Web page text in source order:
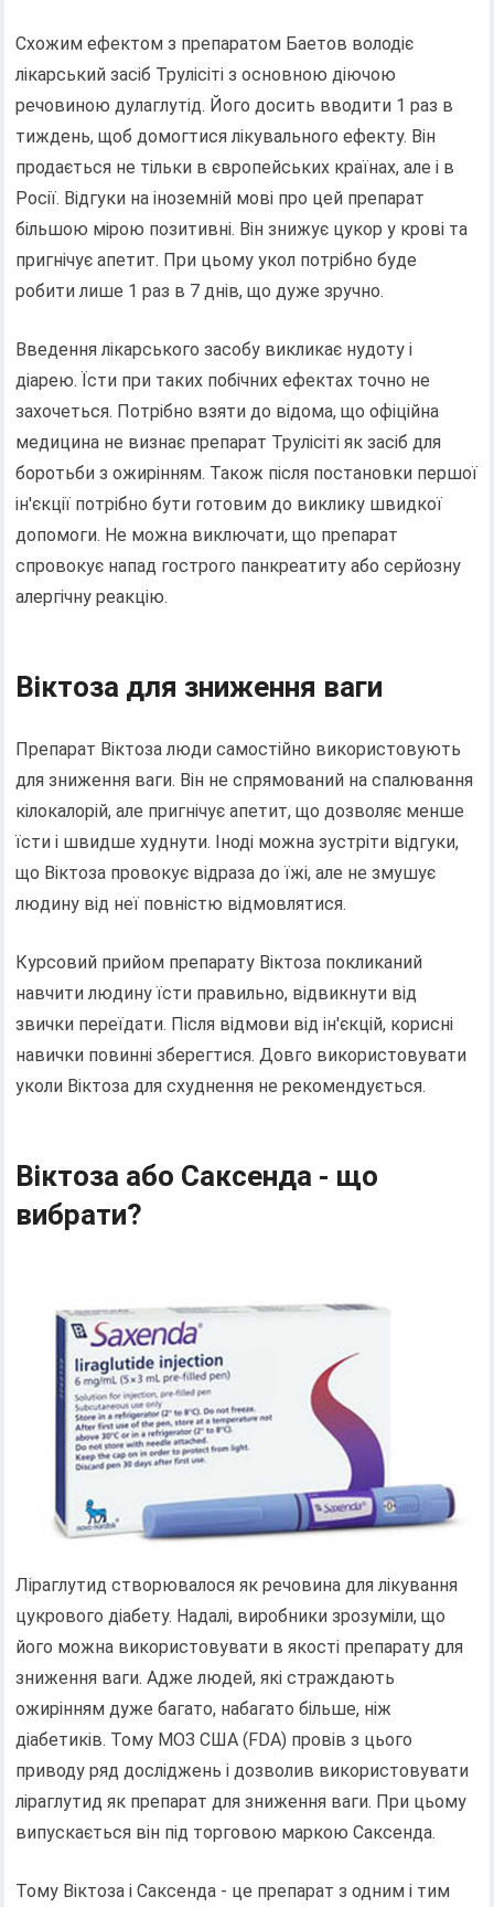
Схожим ефектом з препаратом Баетов володіє
лікарський засіб Трулісіті з основною діючою
речовиною дулаглутід. Його досить вводити 1 раз в
тиждень, щоб домогтися лікувального ефекту. Він
продається не тільки в європейських країнах, але і в
Росії. Відгуки на іноземній мові про цей препарат
більшою мірою позитивні. Він знижує цукор у крові та
пригнічує апетит. При цьому укол потрібно буде
робити лише 1 раз в 7 днів, що дуже зручно.
Введення лікарського засобу викликає нудоту і
діарею. Їсти при таких побічних ефектах точно не
захочеться. Потрібно взяти до відома, що офіційна
медицина не визнає препарат Трулісіті як засіб для
боротьби з ожирінням. Також після постановки першої
ін'єкції потрібно бути готовим до виклику швидкої
допомоги. Не можна виключати, що препарат
спровокує напад гострого панкреатиту або серйозну
алергічну реакцію.
Віктоза для зниження ваги
Препарат Віктоза люди самостійно використовують
для зниження ваги. Він не спрямований на спалювання
кілокалорій, але пригнічує апетит, що дозволяє менше
їсти і швидше худнути. Іноді можна зустріти відгуки,
що Віктоза провокує відраза до їжі, але не змушує
людину від неї повністю відмовлятися.
Курсовий прийом препарату Віктоза покликаний
навчити людину їсти правильно, відвикнути від
звички переїдати. Після відмови від ін'єкцій, корисні
навички повинні зберегтися. Довго використовувати
уколи Віктоза для схуднення не рекомендується.
Віктоза або Саксенда - що
вибрати?
Ліраглутид створювалося як речовина для лікування
цукрового діабету. Надалі, виробники зрозуміли, що
його можна використовувати в якості препарату для
зниження ваги. Адже людей, які страждають
ожирінням дуже багато, набагато більше, ніж
діабетиків. Тому МОЗ США (FDA) провів з цього
приводу ряд досліджень і дозволив використовувати
ліраглутид як препарат для зниження ваги. При цьому
випускається він під торговою маркою Саксенда.
Тому Віктоза і Саксенда - це препарат з одним і тим